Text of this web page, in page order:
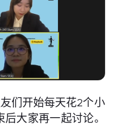
们开始每天花2个小
大家再一起讨论。